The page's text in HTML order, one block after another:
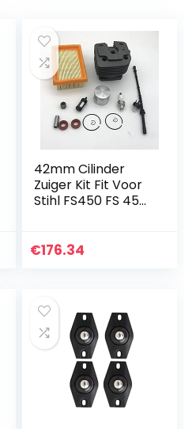
42mm Cilinder
Zuiger Kit Fit Voor
Stihl FS450 FS 450
Oliekeerring
€176.34